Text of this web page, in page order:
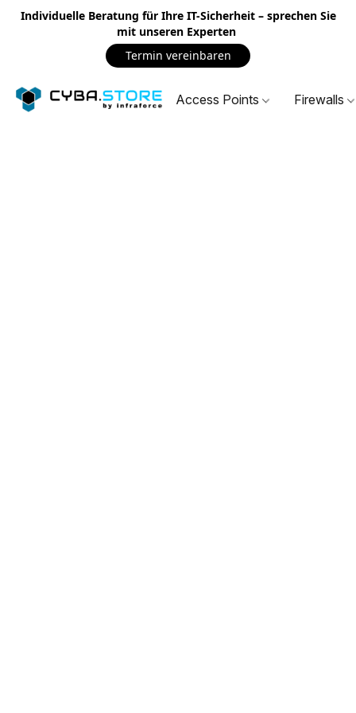
Individuelle Beratung für Ihre IT-Sicherheit – sprechen Sie
mit unseren Experten
Termin vereinbaren
Access Points Firewalls